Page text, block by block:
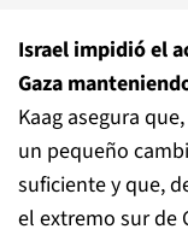
Israel impidió el
Gaza
Kaag asegura
un pequeño
suficiente y que,
el extremo sur de